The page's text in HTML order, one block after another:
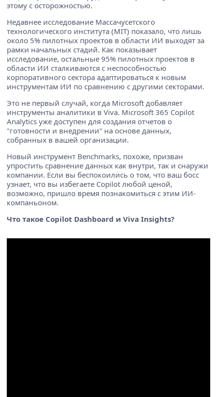
этому с осторожностью.
Недавнее исследование Массачусетского
технологического института (MIT) показало, что лишь
около 5% пилотных проектов в области ИИ выходят за
рамки начальных стадий. Как показывает
исследование, остальные 95% пилотных проектов в
области ИИ сталкиваются с неспособностью
корпоративного сектора адаптироваться к новым
инструментам ИИ по сравнению с другими секторами.
Это не первый случай, когда Microsoft добавляет
инструменты аналитики в Viva. Microsoft 365 Copilot
Analytics уже доступен для создания отчетов о
"готовности и внедрении" на основе данных,
собранных в вашей организации.
Новый инструмент Benchmarks, похоже, призван
упростить сравнение данных как внутри, так и снаружи
компании. Если вы беспокоились о том, что ваш босс
узнает, что вы избегаете Copilot любой ценой,
возможно, пришло время познакомиться с этим ИИ-
компаньоном.
Что такое Copilot Dashboard и Viva Insights?